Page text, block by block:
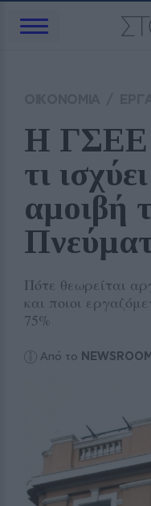
Η ΓΣΕΕ
τι
αμοιβή
Πότε θεωρείται
και ποιοι
75%
Από το